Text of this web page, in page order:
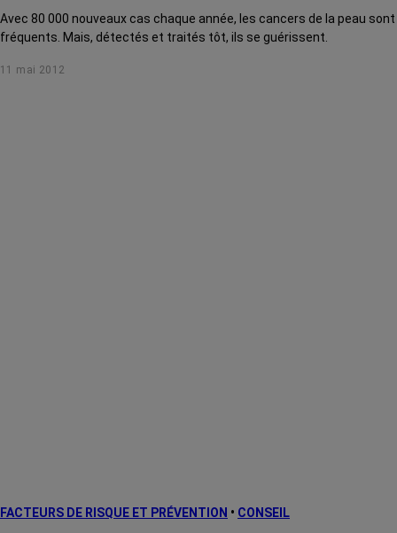
Avec 80 000 nouveaux cas chaque année, les cancers de la peau sont
fréquents. Mais, détectés et traités tôt, ils se guérissent.
11 mai 2012
FACTEURS DE RISQUE ET PRÉVENTION • CONSEIL